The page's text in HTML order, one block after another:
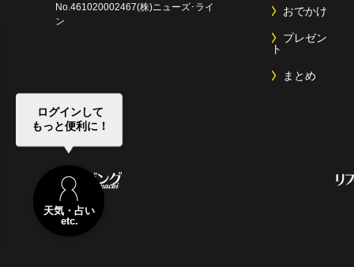
ログインして
もっと便利に！
天気・占い
etc.
No.461020002467(株)ニューズ･ライ
ン
おでかけ
プレゼン
ト
まとめ